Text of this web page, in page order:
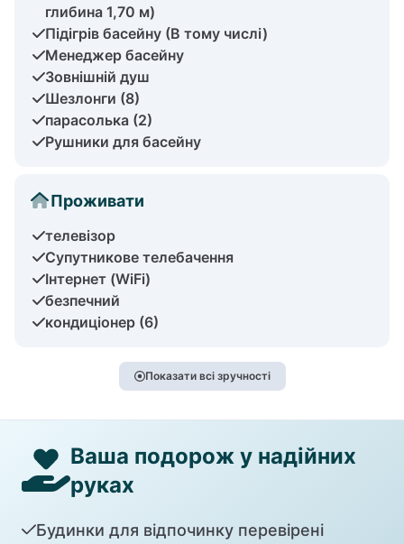
глибина 1,70 м)
Підігрів басейну (В тому числі)
Менеджер басейну
Зовнішній душ
Шезлонги (8)
парасолька (2)
Рушники для басейну
Проживати
телевізор
Супутникове телебачення
Інтернет (WiFi)
безпечний
кондиціонер (6)
Показати всі зручності
Ваша подорож у надійних
руках
Будинки для відпочинку перевірені